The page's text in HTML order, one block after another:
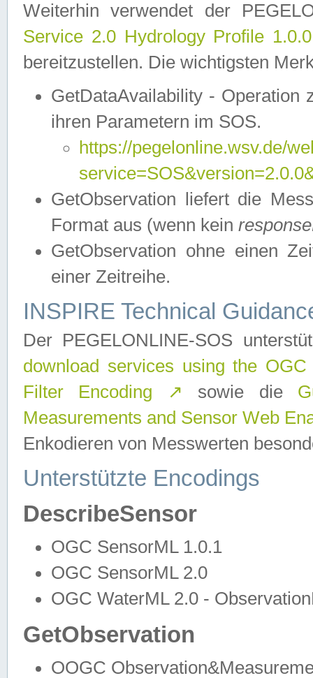
Weiterhin verwendet der
Service 2.0 Hydrology Profile
bereitzustellen. Die wichtigsten
GetDataAvailability - Operation
ihren Parametern im SOS.
https://pegelonline.wsv.de/
GetObservation liefert die
Format aus (wenn kein
GetObservation ohne einen
einer Zeitreihe.
INSPIRE Technical
Der PEGELONLINE-SOS
download services using the
Filter Encoding
↗ sowie die
Measurements and Sensor Web
Enkodieren von Messwerten
Unterstützte Encodings
DescribeSensor
OGC SensorML 1.0.1
OGC SensorML 2.0
OGC WaterML 2.0 -
GetObservation
OOGC